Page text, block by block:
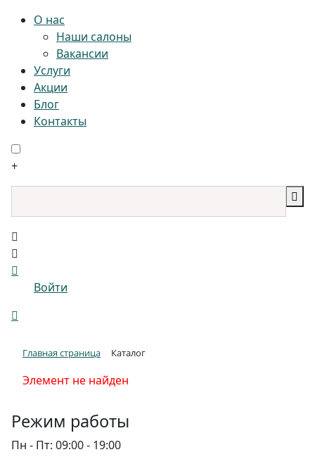
О нас
Наши салоны
Вакансии
Услуги
Акции
Блог
Контакты
+
Войти
Главная страница Каталог
Элемент не найден
Режим работы
Пн - Пт: 09:00 - 19:00